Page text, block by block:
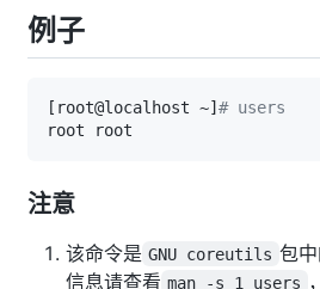
例子
[ root@localhost ~] # users
注意
该命令是 GNU coreutils 包
信息请查看 man -s 1 users ，